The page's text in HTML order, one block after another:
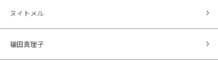
ヌイトメル
福田真理子